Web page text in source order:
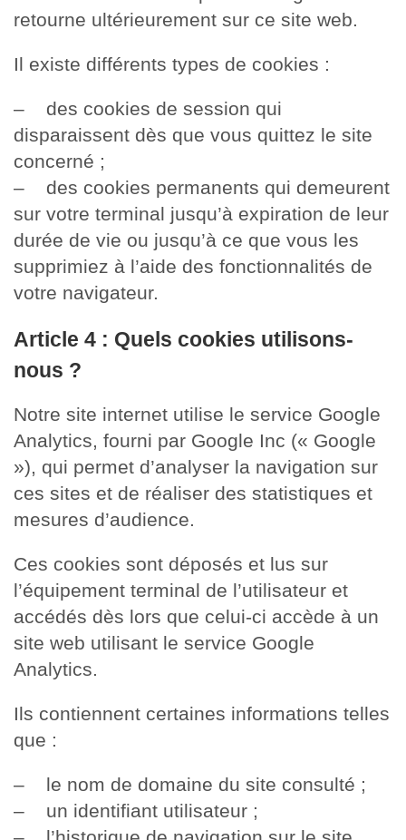
retourne ultérieurement sur ce site web.
Il existe différents types de cookies :
– des cookies de session qui
disparaissent dès que vous quittez le site
concerné ;
– des cookies permanents qui demeurent
sur votre terminal jusqu’à expiration de leur
durée de vie ou jusqu’à ce que vous les
supprimiez à l’aide des fonctionnalités de
votre navigateur.
Article 4 : Quels cookies utilisons-
nous ?
Notre site internet utilise le service Google
Analytics, fourni par Google Inc (« Google
»), qui permet d’analyser la navigation sur
ces sites et de réaliser des statistiques et
mesures d’audience.
Ces cookies sont déposés et lus sur
l’équipement terminal de l’utilisateur et
accédés dès lors que celui-ci accède à un
site web utilisant le service Google
Analytics.
Ils contiennent certaines informations telles
que :
– le nom de domaine du site consulté ;
– un identifiant utilisateur ;